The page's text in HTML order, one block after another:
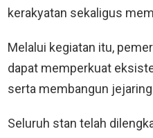
kerakyatan sekaligus
Melalui kegiatan itu,
dapat memperkuat
serta membangun
Seluruh stan telah